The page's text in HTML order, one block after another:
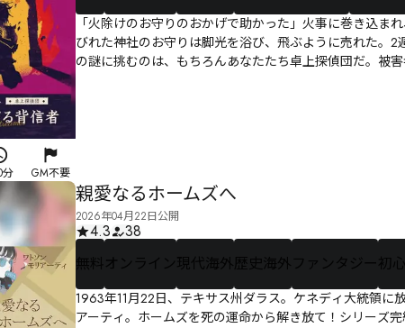
分 GM不要
「火除けのお守りのおかげで助かった」火事に巻き込
びれた神社のお守りは脚光を浴び、飛ぶように売れた。
の謎に挑むのは、もちろんあなたたち卓上探偵団だ。被
親愛なるホームズへ
2026年04月22日公開
4.3
38
無料 オンライン 現代海外歴史海外ファンタジー 初
1963年11月22日、テキサス州ダラス。ケネディ大統領に
アーティ。ホームズを死の運命から解き放て！シリーズ完